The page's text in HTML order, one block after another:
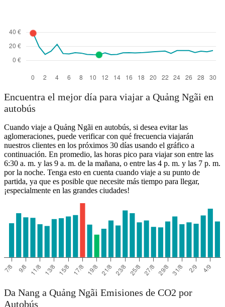
Encuentra el mejor día para viajar a Quảng Ngãi en
autobús
Cuando viaje a Quảng Ngãi en autobús, si desea evitar las
aglomeraciones, puede verificar con qué frecuencia viajarán
nuestros clientes en los próximos 30 días usando el gráfico a
continuación. En promedio, las horas pico para viajar son entre las
6:30 a. m. y las 9 a. m. de la mañana, o entre las 4 p. m. y las 7 p. m.
por la noche. Tenga esto en cuenta cuando viaje a su punto de
partida, ya que es posible que necesite más tiempo para llegar,
¡especialmente en las grandes ciudades!
Da Nang a Quảng Ngãi Emisiones de CO2 por
Autobús